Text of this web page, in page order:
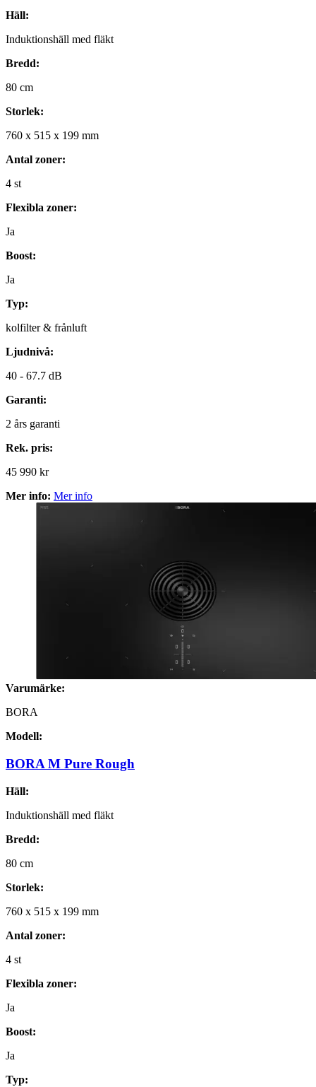
Häll:
Induktionshäll med fläkt
Bredd:
80 cm
Storlek:
760 x 515 x 199 mm
Antal zoner:
4 st
Flexibla zoner:
Ja
Boost:
Ja
Typ:
kolfilter & frånluft
Ljudnivå:
40 - 67.7 dB
Garanti:
2 års garanti
Rek. pris:
45 990 kr
Mer info: Mer info
Varumärke:
BORA
Modell:
BORA M Pure Rough
Häll:
Induktionshäll med fläkt
Bredd:
80 cm
Storlek:
760 x 515 x 199 mm
Antal zoner:
4 st
Flexibla zoner:
Ja
Boost:
Ja
Typ: